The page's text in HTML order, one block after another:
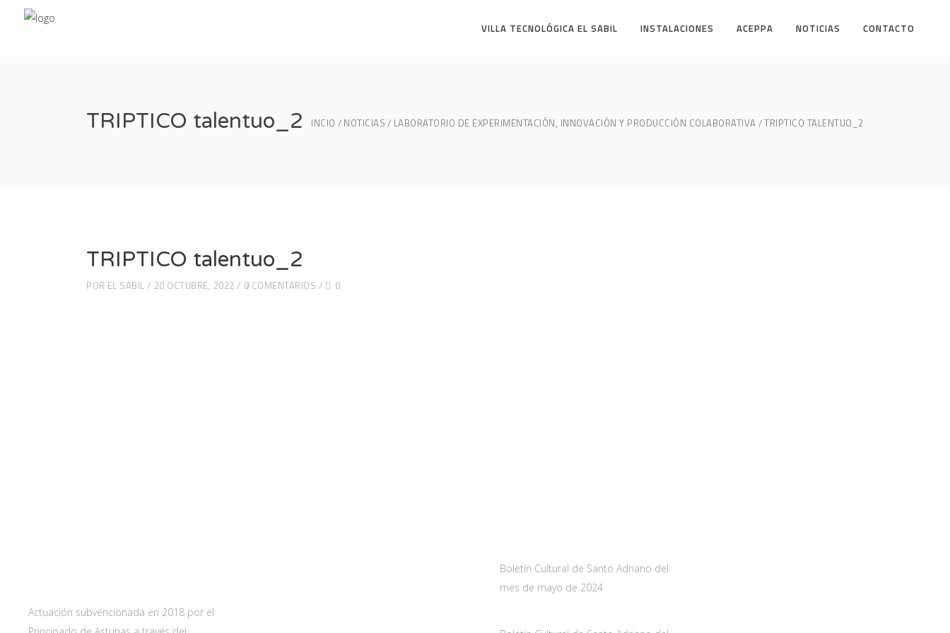
VILLA TECNOLÓGICA EL SABIL INSTALACIONES ACEPPA NOTICIAS CONTACTO
TRIPTICO talentuo_2 INCIO NOTICIAS LABORATORIO DE EXPERIMENTACIÓN, INNOVACIÓN Y PRODUCCIÓN COLABORATIVA TRIPTICO TALENTUO_2
TRIPTICO talentuo_2
POR EL SABIL 20 OCTUBRE, 2022 0 COMENTARIOS 0
Actuación subvencionada en 2018 por el
Boletín Cultural de Santo Adriano del
mes de mayo de 2024